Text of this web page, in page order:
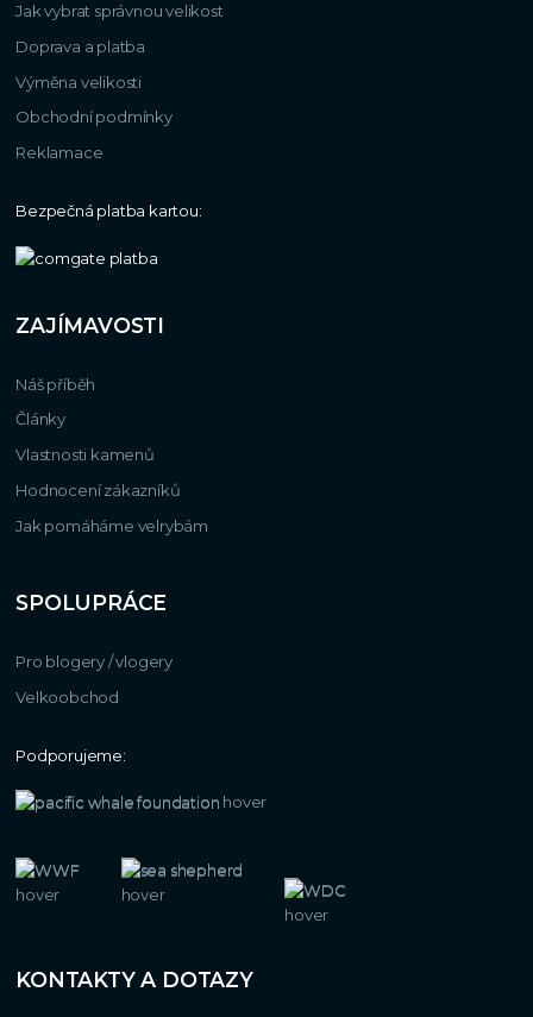
Jak vybrat správnou velikost
Doprava a platba
Výměna velikosti
Obchodní podmínky
Reklamace
Bezpečná platba kartou:
ZAJÍMAVOSTI
Náš příběh
Články
Vlastnosti kamenů
Hodnocení zákazníků
Jak pomáháme velrybám
SPOLUPRÁCE
Pro blogery / vlogery
Velkoobchod
Podporujeme:
KONTAKTY A DOTAZY